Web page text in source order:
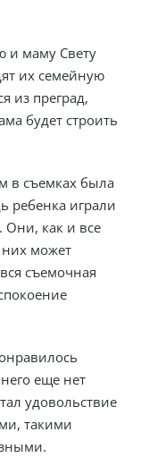
и маму Свету
их семейную
из преград,
будет строить
в съемках была
ребенка играли
Они, как и все
может
съемочная
еще нет
удовольствие
такими